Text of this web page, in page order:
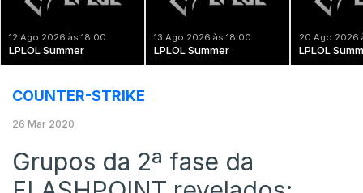
12 Ago 2026 às 18:00
LPLOL Summer
13 Ago 2026 às 18:00
LPLOL Summer
20 Ago 2026
LPLOL
COUNTER-STRIKE
26 Mar 2020
Grupos da 2ª fase da